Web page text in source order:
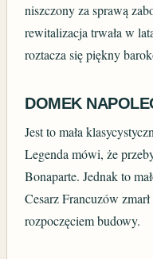
niszczony za sprawą
rewitalizacja trwała w
roztacza się piękny
DOMEK
Jest to mała
Legenda mówi, że
Bonaparte. Jednak to
Cesarz Francuzów
rozpoczęciem budowy.